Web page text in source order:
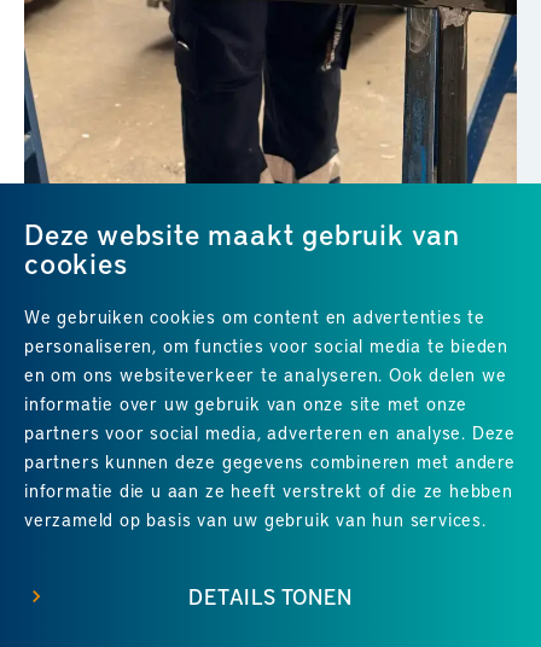
Deze website maakt gebruik van
cookies
We gebruiken cookies om content en advertenties te
personaliseren, om functies voor social media te bieden
en om ons websiteverkeer te analyseren. Ook delen we
informatie over uw gebruik van onze site met onze
partners voor social media, adverteren en analyse. Deze
partners kunnen deze gegevens combineren met andere
informatie die u aan ze heeft verstrekt of die ze hebben
verzameld op basis van uw gebruik van hun services.
DETAILS TONEN
Uitstekend 4.8uit 5 van24Google-reviews